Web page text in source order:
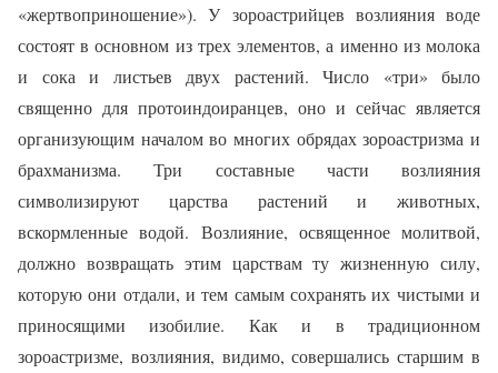
«жертвоприношение»). У зороастрийцев возлияния воде
состоят в основном из трех элементов, а именно из молока
и сока и листьев двух растений. Число «три» было
священно для протоиндоиранцев, оно и сейчас является
организующим началом во многих обрядах зороастризма и
брахманизма. Три составные части возлияния
символизируют царства растений и животных,
вскормленные водой. Возлияние, освященное молитвой,
должно возвращать этим царствам ту жизненную силу,
которую они отдали, и тем самым сохранять их чистыми и
приносящими изобилие. Как и в традиционном
зороастризме, возлияния, видимо, совершались старшим в